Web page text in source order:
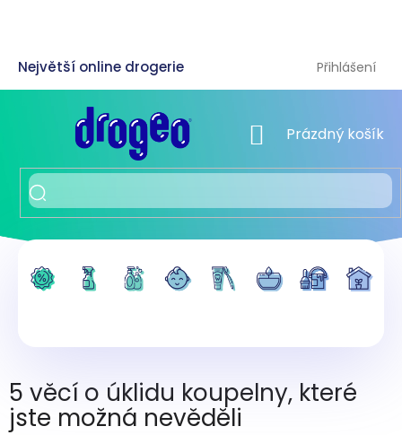
Přihlášení
NÁKUPNÍ KOŠÍK
Prázdný košík
5 věcí o úklidu koupelny, které
jste možná nevěděli